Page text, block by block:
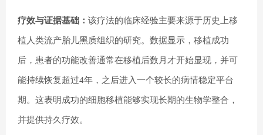
疗效与证据基础： 该疗法的临床经验主要来源于历史上移
植人类流产胎儿黑质组织的研究。数据显示，移植成功
后，患者的功能改善通常在移植后数月才开始显现，并可
能持续恢复超过4年，之后进入一个较长的病情稳定平台
期。这表明成功的细胞移植能够实现长期的生物学整合，
并提供持久疗效。